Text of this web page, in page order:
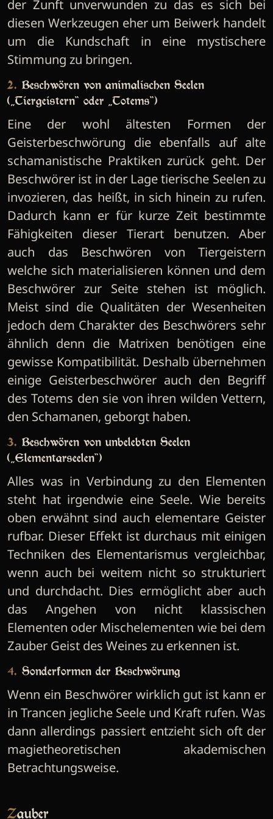
der Zunft unverwunden zu das es sich bei
diesen Werkzeugen eher um Beiwerk handelt
um die Kundschaft in eine mystischere
Stimmung zu bringen.
2. Beschwören von animalischen Seelen
(„Tiergeistern“ oder „Totems“)
Eine der wohl ältesten Formen der
Geisterbeschwörung die ebenfalls auf alte
schamanistische Praktiken zurück geht. Der
Beschwörer ist in der Lage tierische Seelen zu
invozieren, das heißt, in sich hinein zu rufen.
Dadurch kann er für kurze Zeit bestimmte
Fähigkeiten dieser Tierart benutzen. Aber
auch das Beschwören von Tiergeistern
welche sich materialisieren können und dem
Beschwörer zur Seite stehen ist möglich.
Meist sind die Qualitäten der Wesenheiten
jedoch dem Charakter des Beschwörers sehr
ähnlich denn die Matrixen benötigen eine
gewisse Kompatibilität. Deshalb übernehmen
einige Geisterbeschwörer auch den Begriff
des Totems den sie von ihren wilden Vettern,
den Schamanen, geborgt haben.
3. Beschwören von unbelebten Seelen
(„Elementarseelen“)
Alles was in Verbindung zu den Elementen
steht hat irgendwie eine Seele. Wie bereits
oben erwähnt sind auch elementare Geister
rufbar. Dieser Effekt ist durchaus mit einigen
Techniken des Elementarismus vergleichbar,
wenn auch bei weitem nicht so strukturiert
und durchdacht. Dies ermöglicht aber auch
das Angehen von nicht klassischen
Elementen oder Mischelementen wie bei dem
Zauber Geist des Weines zu erkennen ist.
4. Sonderformen der Beschwörung
Wenn ein Beschwörer wirklich gut ist kann er
in Trancen jegliche Seele und Kraft rufen. Was
dann allerdings passiert entzieht sich oft der
magietheoretischen akademischen
Betrachtungsweise.
Zauber